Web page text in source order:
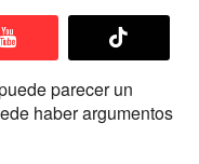
parecer un
haber argumentos